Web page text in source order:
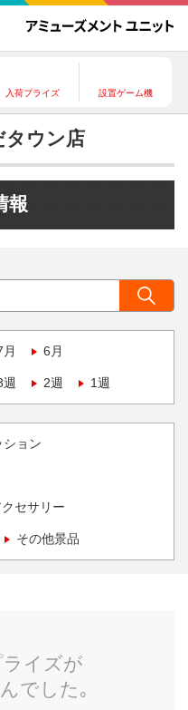
入荷プライズ 設置ゲーム機
ウン店
報
月 6月
週 2週 1週
ション
セサリー
その他景品